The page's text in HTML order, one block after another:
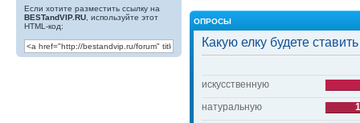
Если хотите разместить ссылку на
BESTandVIP.RU , используйте этот
HTML-код:
ОПРОСЫ
Какую елку будете
искусственную
натуральную
1